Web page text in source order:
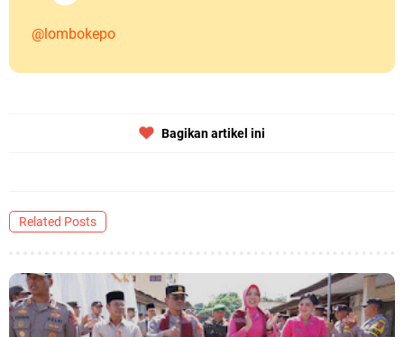
@lombokepo
Bagikan artikel ini
Related Posts